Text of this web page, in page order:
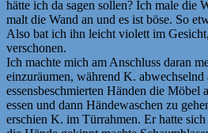
hätte ich da sagen sollen? Ich male die
malt die Wand an und es ist böse. So
Also bat ich ihn leicht violett im
verschonen.
Ich machte mich am Anschluss daran
einzuräumen, während K. abwechselnd
essensbeschmierten Händen die Möbel
essen und dann Händewaschen zu
erschien K. im Türrahmen. Er hatte